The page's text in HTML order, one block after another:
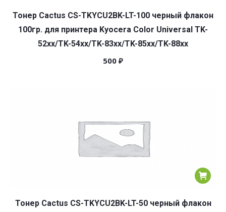
Тонер Cactus CS-TKYCU2BK-LT-100 черный флакон
100гр. для принтера Kyocera Color Universal TK-
52xx/TK-54xx/TK-83xx/TK-85xx/TK-88xx
500 ₽
Тонер Cactus CS-TKYCU2BK-LT-50 черный флакон